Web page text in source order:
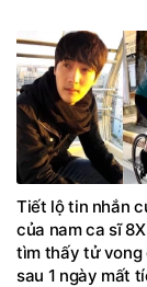
Tiết lộ tin nhắn
của nam ca sĩ
tìm thấy tử vong
sau 1 ngày mất